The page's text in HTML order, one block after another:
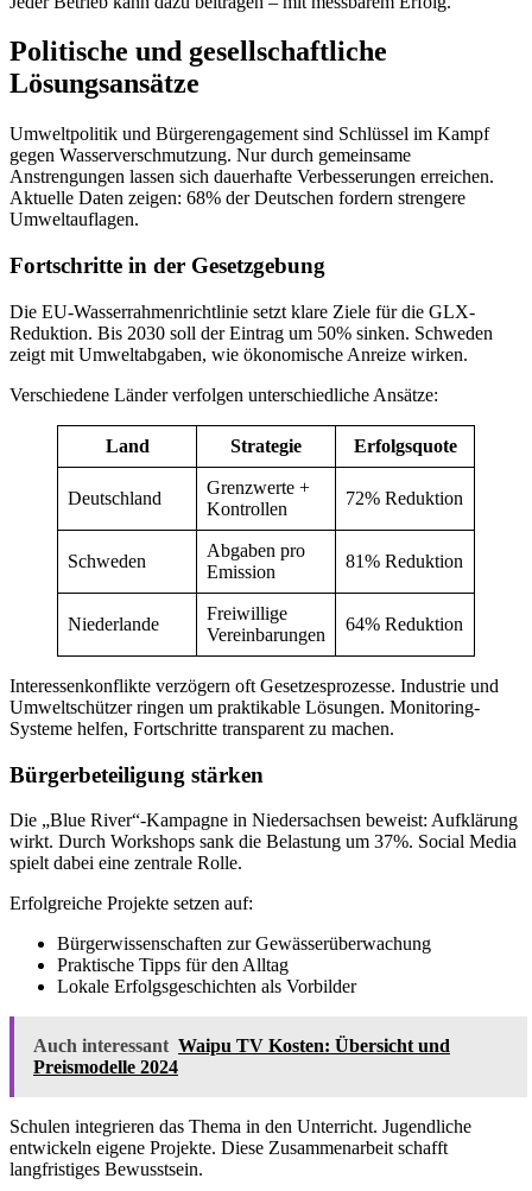
Politische und gesellschaftliche
Lösungsansätze
Umweltpolitik und Bürgerengagement sind Schlüssel im Kampf
gegen Wasserverschmutzung. Nur durch gemeinsame
Anstrengungen lassen sich dauerhafte Verbesserungen erreichen.
Aktuelle Daten zeigen: 68% der Deutschen fordern strengere
Umweltauflagen.
Fortschritte in der Gesetzgebung
Die EU-Wasserrahmenrichtlinie setzt klare Ziele für die GLX-
Reduktion. Bis 2030 soll der Eintrag um 50% sinken. Schweden
zeigt mit Umweltabgaben, wie ökonomische Anreize wirken.
Verschiedene Länder verfolgen unterschiedliche Ansätze:
Land Strategie Erfolgsquote
Deutschland
Grenzwerte +
Kontrollen
72% Reduktion
Schweden
Abgaben pro
Emission
81% Reduktion
Niederlande
Freiwillige
Vereinbarungen
64% Reduktion
Interessenkonflikte verzögern oft Gesetzesprozesse. Industrie und
Umweltschützer ringen um praktikable Lösungen. Monitoring-
Systeme helfen, Fortschritte transparent zu machen.
Bürgerbeteiligung stärken
Die „Blue River“-Kampagne in Niedersachsen beweist: Aufklärung
wirkt. Durch Workshops sank die Belastung um 37%. Social Media
spielt dabei eine zentrale Rolle.
Erfolgreiche Projekte setzen auf:
Bürgerwissenschaften zur Gewässerüberwachung
Praktische Tipps für den Alltag
Lokale Erfolgsgeschichten als Vorbilder
Auch interessant Waipu TV Kosten: Übersicht und
Preismodelle 2024
Schulen integrieren das Thema in den Unterricht. Jugendliche
entwickeln eigene Projekte. Diese Zusammenarbeit schafft
langfristiges Bewusstsein.